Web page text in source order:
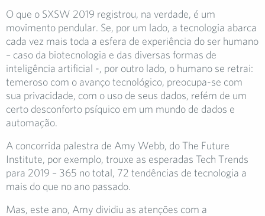
O que o SXSW 2019 registrou, na verdade, é um
movimento pendular. Se, por um lado, a tecnologia abarca
cada vez mais toda a esfera de experiência do ser humano
– caso da biotecnologia e das diversas formas de
inteligência artificial -, por outro lado, o humano se retrai:
temeroso com o avanço tecnológico, preocupa-se com
sua privacidade, com o uso de seus dados, refém de um
certo desconforto psíquico em um mundo de dados e
automação.
A concorrida palestra de Amy Webb, do The Future
Institute, por exemplo, trouxe as esperadas Tech Trends
para 2019 – 365 no total, 72 tendências de tecnologia a
mais do que no ano passado.
Mas, este ano, Amy dividiu as atenções com a